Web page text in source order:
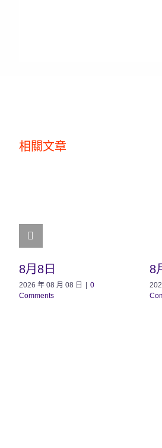
相關文章
8月8日
2026 年 08 月 08 日
0
Comments
8